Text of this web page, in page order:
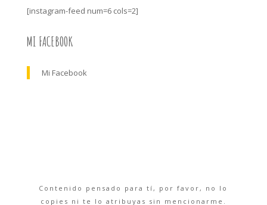
[instagram-feed num=6 cols=2]
MI FACEBOOK
Mi Facebook
Contenido pensado para tí, por favor, no lo
copies ni te lo atribuyas sin mencionarme.